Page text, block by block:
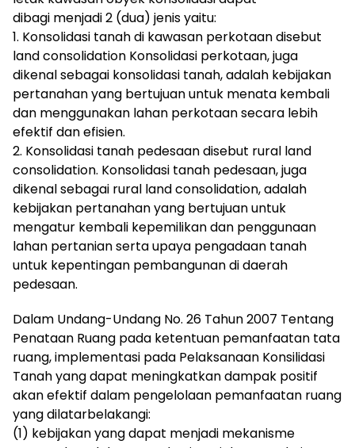
dibagi menjadi 2 (dua) jenis yaitu:
1. Konsolidasi tanah di kawasan perkotaan disebut
land consolidation Konsolidasi perkotaan, juga
dikenal sebagai konsolidasi tanah, adalah kebijakan
pertanahan yang bertujuan untuk menata kembali
dan menggunakan lahan perkotaan secara lebih
efektif dan efisien.
2. Konsolidasi tanah pedesaan disebut rural land
consolidation. Konsolidasi tanah pedesaan, juga
dikenal sebagai rural land consolidation, adalah
kebijakan pertanahan yang bertujuan untuk
mengatur kembali kepemilikan dan penggunaan
lahan pertanian serta upaya pengadaan tanah
untuk kepentingan pembangunan di daerah
pedesaan.
Dalam Undang-Undang No. 26 Tahun 2007 Tentang
Penataan Ruang pada ketentuan pemanfaatan tata
ruang, implementasi pada Pelaksanaan Konsilidasi
Tanah yang dapat meningkatkan dampak positif
akan efektif dalam pengelolaan pemanfaatan ruang
yang dilatarbelakangi:
(1) kebijakan yang dapat menjadi mekanisme